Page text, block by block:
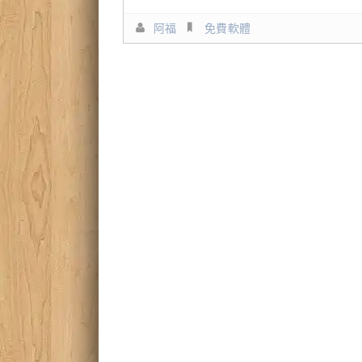
阿福 免費軟體